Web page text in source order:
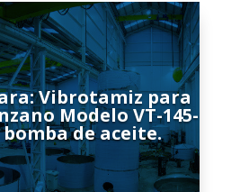
Vibrotamiz para
Modelo VT-145-
bomba de aceite.